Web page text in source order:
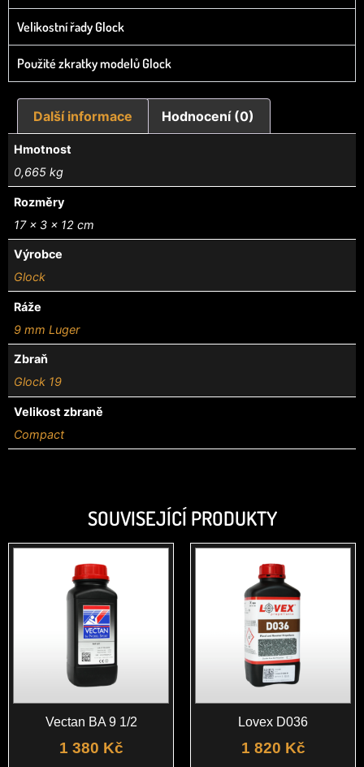
Velikostní řady Glock
Použité zkratky modelů Glock
Další informace Hodnocení (0)
Hmotnost
0,665 kg
Rozměry
17 × 3 × 12 cm
Výrobce
Glock
Ráže
9 mm Luger
Zbraň
Glock 19
Velikost zbraně
Compact
SOUVISEJÍCÍ PRODUKTY
Vectan BA 9 1/2
1 380 Kč
Lovex D036
1 820 Kč